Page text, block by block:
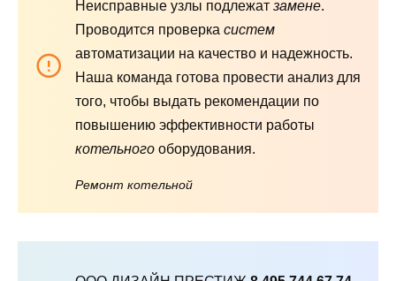
Неисправные узлы подлежат замене.
Проводится проверка систем
автоматизации на качество и надежность.
Наша команда готова провести анализ для
того, чтобы выдать рекомендации по
повышению эффективности работы
котельного оборудования.
Ремонт котельной